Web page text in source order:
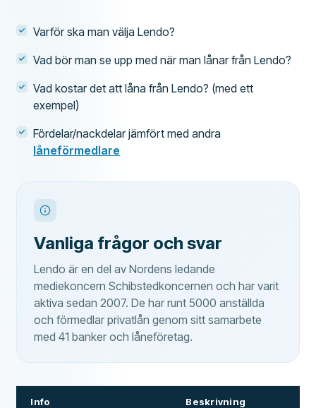
Varför ska man välja Lendo?
Vad bör man se upp med när man lånar från Lendo?
Vad kostar det att låna från Lendo? (med ett
exempel)
Fördelar/nackdelar jämfört med andra
låneförmedlare
Vanliga frågor och svar
Lendo är en del av Nordens ledande
mediekoncern Schibstedkoncernen och har varit
aktiva sedan 2007. De har runt 5000 anställda
och förmedlar privatlån genom sitt samarbete
med 41 banker och låneföretag.
Info Beskrivning